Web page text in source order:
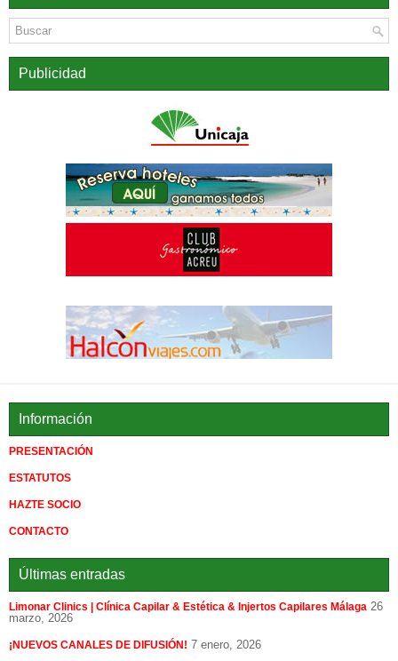
Publicidad
Información
PRESENTACIÓN
ESTATUTOS
HAZTE SOCIO
CONTACTO
Últimas entradas
Limonar Clinics | Clínica Capilar & Estética & Injertos Capilares Málaga 26
marzo, 2026
¡NUEVOS CANALES DE DIFUSIÓN! 7 enero, 2026